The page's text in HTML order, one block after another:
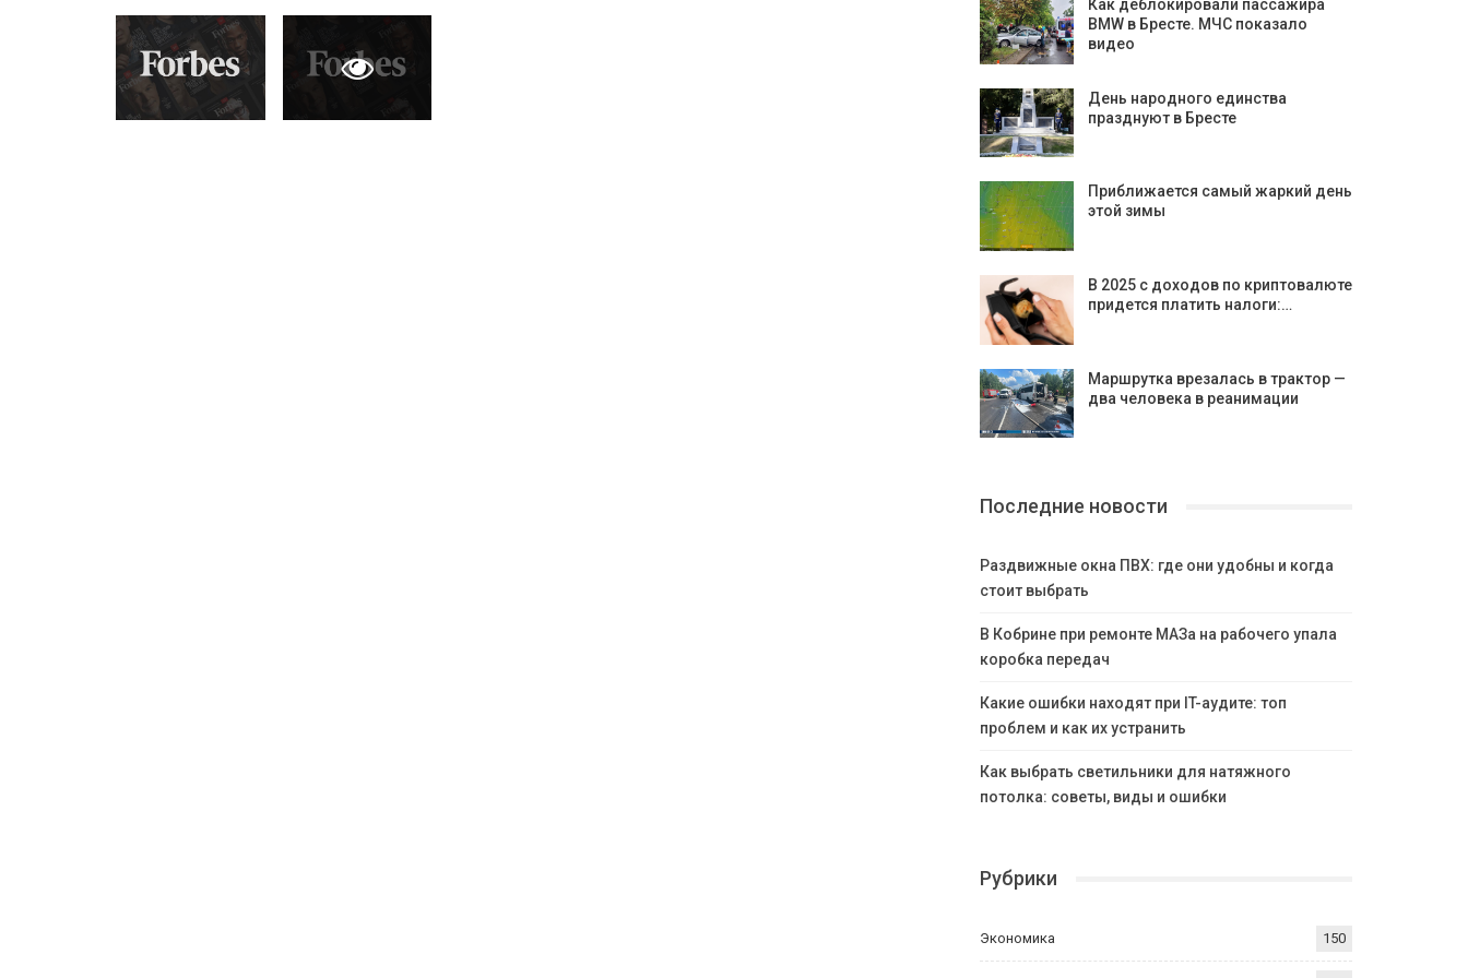
Как деблокировали пасcажира
BMW в Бресте. МЧС показало
видео
День народного единства
празднуют в Бресте
Приближается самый жаркий день
этой зимы
В 2025 с доходов по криптовалюте
придется платить налоги:…
Маршрутка врезалась в трактор —
два человека в реанимации
Последние новости
Раздвижные окна ПВХ: где они удобны и когда
стоит выбрать
В Кобрине при ремонте МАЗа на рабочего упала
коробка передач
Какие ошибки находят при IT-аудите: топ
проблем и как их устранить
Как выбрать светильники для натяжного
потолка: советы, виды и ошибки
Рубрики
Экономика 150